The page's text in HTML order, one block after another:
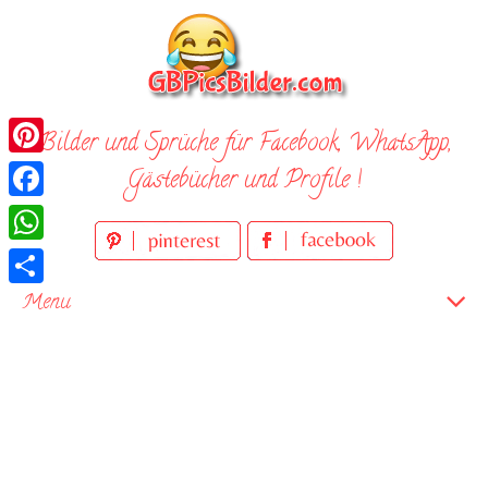
Bilder und Sprüche für Facebook, WhatsApp,
Gästebücher und Profile !
Menu
Pinterest
Facebook
WhatsApp
Teilen